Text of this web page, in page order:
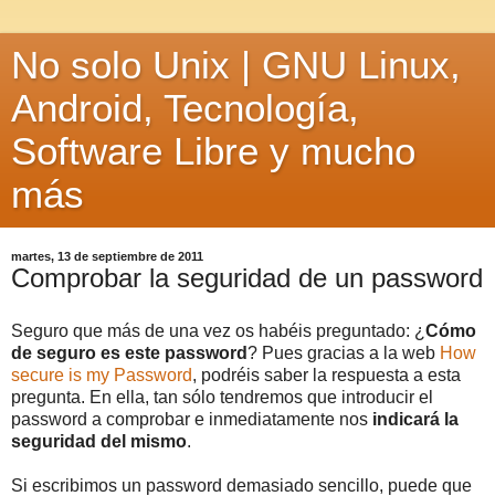
No solo Unix | GNU Linux,
Android, Tecnología,
Software Libre y mucho
más
martes, 13 de septiembre de 2011
Comprobar la seguridad de un password
Seguro que más de una vez os habéis preguntado: ¿ Cómo
de seguro es este password? Pues gracias a la web How
secure is my Password, podréis saber la respuesta a esta
pregunta. En ella, tan sólo tendremos que introducir el
password a comprobar e inmediatamente nos indicará la
seguridad del mismo.
Si escribimos un password demasiado sencillo, puede que